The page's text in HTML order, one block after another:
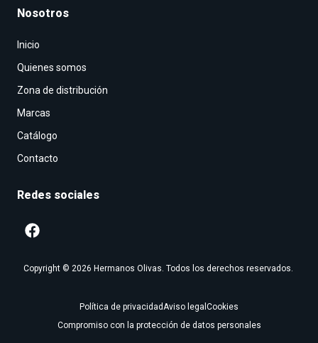
Nosotros
Inicio
Quienes somos
Zona de distribución
Marcas
Catálogo
Contacto
Redes sociales
Copyright © 2026 Hermanos Olivas. Todos los derechos reservados.
Política de privacidadAviso legal Cookies
Compromiso con la protección de datos personales